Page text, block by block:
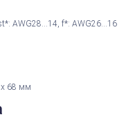
AWG28...14, f*: AWG26...16
68 мм